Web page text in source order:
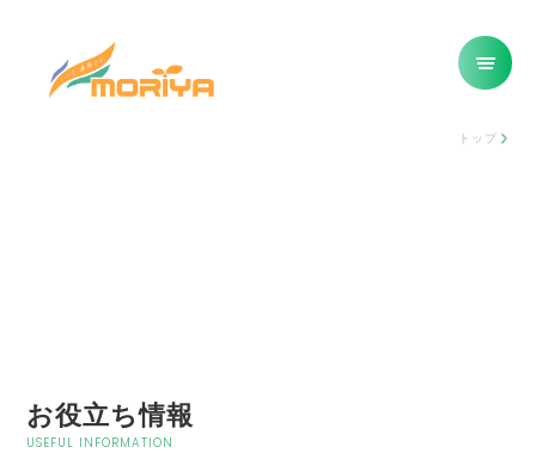
トップ
お役立ち情報
USEFUL INFORMATION